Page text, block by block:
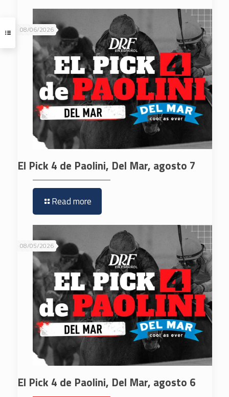
08/06/2026
El Pick 4 de Paolini, Del Mar, agosto 7
Read more
08/05/2026
El Pick 4 de Paolini, Del Mar, agosto 6